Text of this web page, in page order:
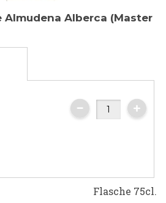
Almudena Alberca (Master
Flasche 75cl.